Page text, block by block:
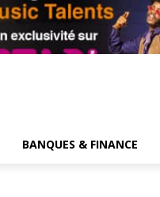
BANQUES & FINANCE